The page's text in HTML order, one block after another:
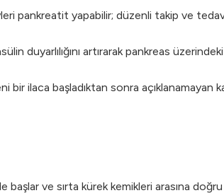
pankreatit yapabilir; düzenli takip ve
duyarlılığını artırarak pankreas
bir ilaca başladıktan sonra açıklanamayan
ve sırta kürek kemikleri arasına